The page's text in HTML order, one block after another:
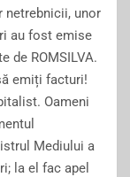
netrebnicii, unor
au fost emise
de ROMSILVA.
emiți facturi!
Oameni
Mediului a
la el fac apel